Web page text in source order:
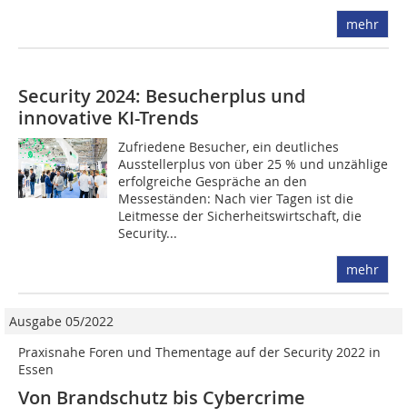
mehr
Security 2024: Besucherplus und
innovative KI-Trends
Zufriedene Besucher, ein deutliches
Ausstellerplus von über 25 % und unzählige
erfolgreiche Gespräche an den
Messeständen: Nach vier Tagen ist die
Leitmesse der Sicherheitswirtschaft, die
Security...
mehr
Ausgabe 05/2022
Praxisnahe Foren und Thementage auf der Security 2022 in
Essen
Von Brandschutz bis Cybercrime